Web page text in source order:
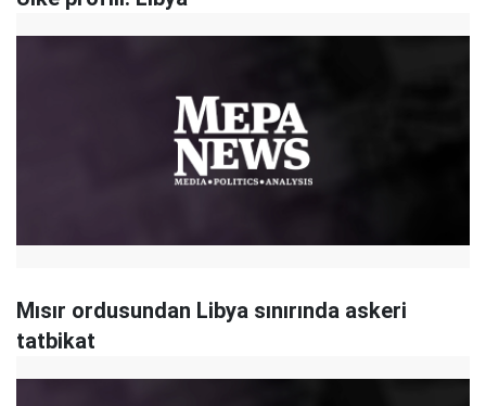
Mısır ordusundan Libya sınırında askeri
tatbikat